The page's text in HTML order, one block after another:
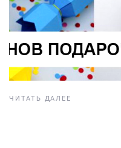
ЧИТАТЬ ДАЛЕЕ